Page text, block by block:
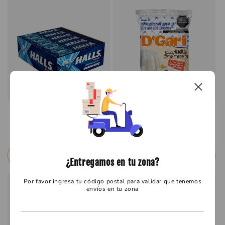
MONDELEZ HALLS MENTA 30/12
Seleccionar opciones
GELATINA DGARI 50/120 LECHE
Precio
$ 12.88 MXN
Seleccionar opciones
¿Entregamos en tu zona?
Por favor ingresa tu código postal para validar que tenemos
envíos en tu zona